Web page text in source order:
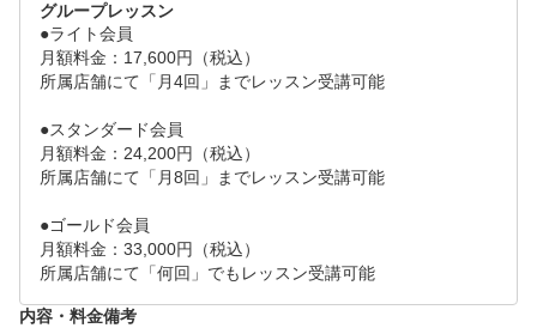
グループレッスン
●ライト会員
月額料金：17,600円（税込）
所属店舗にて「月4回」までレッスン受講可能
●スタンダード会員
月額料金：24,200円（税込）
所属店舗にて「月8回」までレッスン受講可能
●ゴールド会員
月額料金：33,000円（税込）
所属店舗にて「何回」でもレッスン受講可能
内容・料金備考